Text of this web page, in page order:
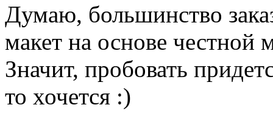
Думаю, большинство
макет на основе
Значит, пробовать
то хочется :)